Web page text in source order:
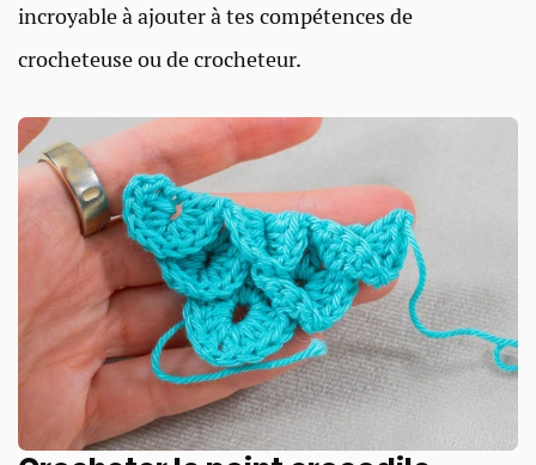
incroyable à ajouter à tes compétences de
crocheteuse ou de crocheteur.